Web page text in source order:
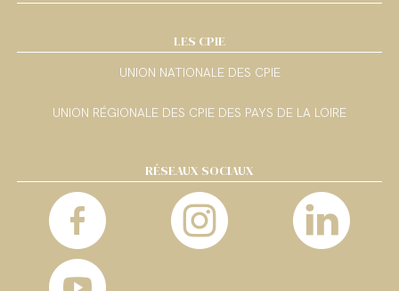
LES CPIE
UNION NATIONALE DES CPIE
UNION RÉGIONALE DES CPIE DES PAYS DE LA LOIRE
RÉSEAUX SOCIAUX